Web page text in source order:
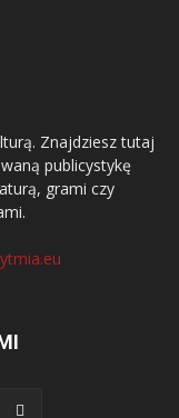
Znajdziesz tutaj
publicystykę
grami czy